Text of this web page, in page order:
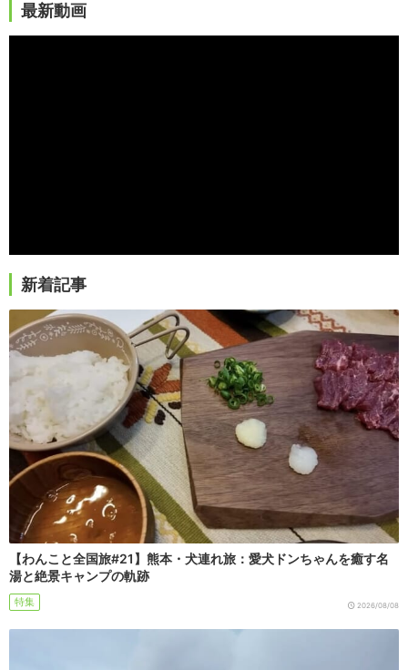
最新動画
新着記事
【わんこと全国旅#21】熊本・犬連れ旅：愛犬ドンちゃんを癒す名
湯と絶景キャンプの軌跡
特集 2026/08/08